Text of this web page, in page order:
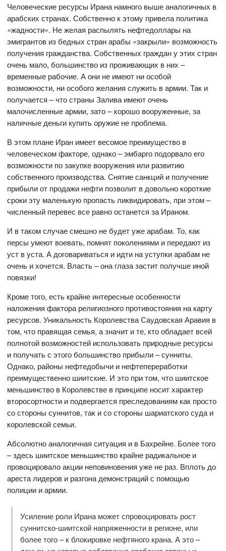
Человеческие ресурсы Ирана намного выше аналогичных в
арабских странах. Собственно к этому привела политика
«жадности». Не желая распылять нефтедоллары на
эмигрантов из бедных стран арабы «закрыли» возможность
получения гражданства. Собственных граждан у этих стран
очень мало, большинство из проживающих в них –
временные рабочие. А они не имеют ни особой
возможности, ни особого желания служить в армии. Так и
получается – что страны Залива имеют очень
малочисленные армии, зато – хорошо вооруженные, за
наличные деньги купить оружие не проблема.
В этом плане Иран имеет весомое преимущество в
человеческом факторе, однако – эмбарго подорвало его
возможности по закупке вооружения или развитию
собственного производства. Снятие санкций и получение
прибыли от продажи нефти позволит в довольно короткие
сроки эту маленькую пропасть ликвидировать, при этом –
численный перевес все равно останется за Ираном.
И в таком случае смешно не будет уже арабам. То, как
персы умеют воевать, помнят поколениями и передают из
уст в уста. А договариваться и идти на уступки арабам не
очень и хочется. Власть – она глаза застит получше иной
повязки!
Кроме того, есть крайне интересные особенности
наложения фактора религиозного противостояния на карту
ресурсов. Уникальность Королевства Саудовская Аравия в
том, что правящая семья, а значит и те, кто обладает всей
полнотой возможностей использовать природные ресурсы
и получать с этого большинство прибыли – сунниты.
Однако, районы нефтедобычи и нефтепереработки
преимущественно шиитские. И это при том, что шиитское
меньшинство в Королевстве в принципе носит характер
второсортности и подвергается преследованиям как просто
со стороны суннитов, так и со стороны шариатского суда и
королевской семьи.
Абсолютно аналогичная ситуация и в Бахрейне. Более того
– здесь шиитское меньшинство крайне радикальное и
провоцировало акции неповиновения уже не раз. Вплоть до
ареста лидеров и разгона демонстраций с помощью
полиции и армии.
Усиление роли Ирана может спровоцировать рост
суннитско-шиитской напряженности в регионе, или
более того – к блокировке нефтяного крана. А это –